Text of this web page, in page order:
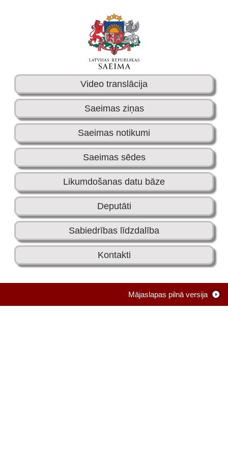
Video translācija
Saeimas ziņas
Saeimas notikumi
Saeimas sēdes
Likumdošanas datu bāze
Deputāti
Sabiedrības līdzdalība
Kontakti
Mājaslapas pilnā versija